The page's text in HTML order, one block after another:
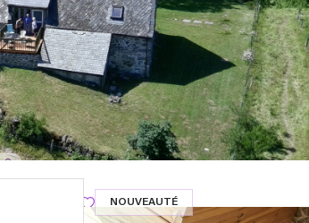
NOUVEAUTÉ